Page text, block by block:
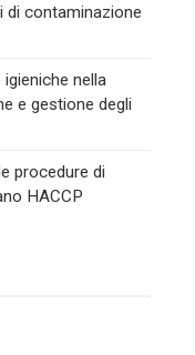
di contaminazione
nella
e gestione degli
procedure di
HACCP